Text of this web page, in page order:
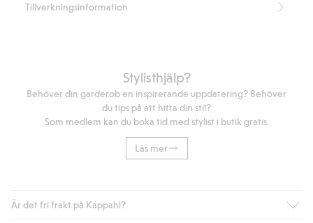
Tillverkningsinformation
Stylisthjälp?
Behöver din garderob en inspirerande uppdatering? Behöver
du tips på att hitta din stil?
Som medlem kan du boka tid med stylist i butik gratis.
Läs mer
Är det fri frakt på Kappahl?